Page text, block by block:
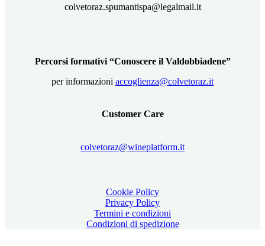
colvetoraz.spumantispa@legalmail.it
Percorsi formativi “Conoscere il Valdobbiadene”
per informazioni accoglienza@colvetoraz.it
Customer Care
colvetoraz@wineplatform.it
Cookie Policy
Privacy Policy
Termini e condizioni
Condizioni di spedizione